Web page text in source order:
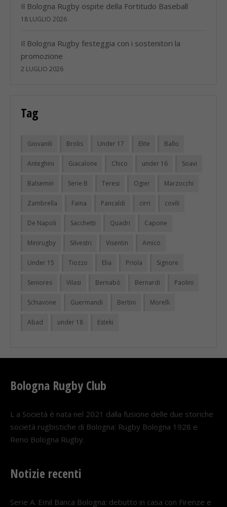
Il Bologna Rugby ospite della Fortitudo Baseball
18 LUGLIO 2026
Il Bologna Rugby festeggia con i sostenitori la
promozione
2 LUGLIO 2026
Tag
Giovanili Brolis Under 17 Elite Ballo
Anteghini Giacalone Chico under 16 Soavi
Balsemin Serie B Teresi Ogier Marzocchi
Zambrella Faina Pancaldi cirri covili
De Napoli Sacchetti Quadri Capone
Minirugby Silvestri Visentin Amico
Under 15 Tiozzo Elia Priola Signore
Seniores Vilasi Bernabò Bernardi Paolini
Schiavone Guermandi Bertini Morelli
Abad under 18 Esteki
Bologna Rugby Club
L a Società è nata nel 2021 dalla fusione delle due storiche
società rugbistiche di Bologna: Rugby Bologna 1928 e
Reno Bologna Rugby.
Notizie recenti
Serie A. Emil Banca Bologna: debutto in casa con Firenze e